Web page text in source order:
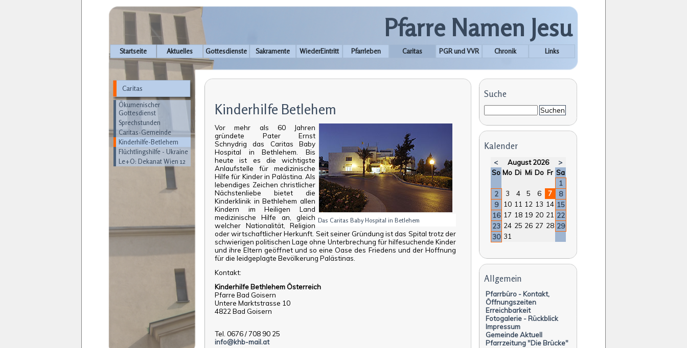
Pfarre Namen Jesu
Navigation
überspringen
Startseite Aktuelles Gottesdienste Sakramente WiederEintritt Pfarrleben Caritas PGR und VVR Chronik Links
Caritas
Navigation
überspringen
Ökumenischer
Gottesdienst
Sprechstunden
Caritas-Gemeinde
Kinderhilfe-Betlehem
Flüchtlingshilfe - Ukraine
Le+O: Dekanat Wien 12
Suche
Suchen
Kalender
< August 2026
>
Sonntag
Montag
Dienstag
Mittwoch
Donnerstag
Freitag
Samstag
1
2
3 4 5 6 7
8
9
10 11 12 13 14 15
16 17 18 19 20 21 22
23 24 25 26 27 28 29
30 31
Navigation
überspringen
Allgemein
Pfarrbüro - Kontakt,
Öffnungszeiten
Erreichbarkeit
Fotogalerie - Rückblick
Impressum
Gemeinde Aktuell
Pfarrzeitung "Die Brücke"
Kinderhilfe Betlehem
Das Caritas Baby Hospital in Betlehem
Vor mehr als 60 Jahren
gründete Pater Ernst
Schnydrig das Caritas Baby
Hospital in Bethlehem. Bis
heute ist es die wichtigste
Anlaufstelle für medizinische
Hilfe für Kinder in Palästina. Als
lebendiges Zeichen christlicher
Nächstenliebe bietet die
Kinderklinik in Bethlehem allen
Kindern im Heiligen Land
medizinische Hilfe an, gleich
welcher Nationalität, Religion
oder wirtschaftlicher Herkunft. Seit seiner Gründung ist das Spital trotz der
schwierigen politischen Lage ohne Unterbrechung für hilfesuchende Kinder
und ihre Eltern geöffnet und so eine Oase des Friedens und der Hoffnung
für die leidgeplagte Bevölkerung Palästinas.
Kontakt:
Kinderhilfe Bethlehem Österreich
Pfarre Bad Goisern
Untere Marktstrasse 10
4822 Bad Goisern
Tel. 0676 / 708 90 25
info@khb-mail.at